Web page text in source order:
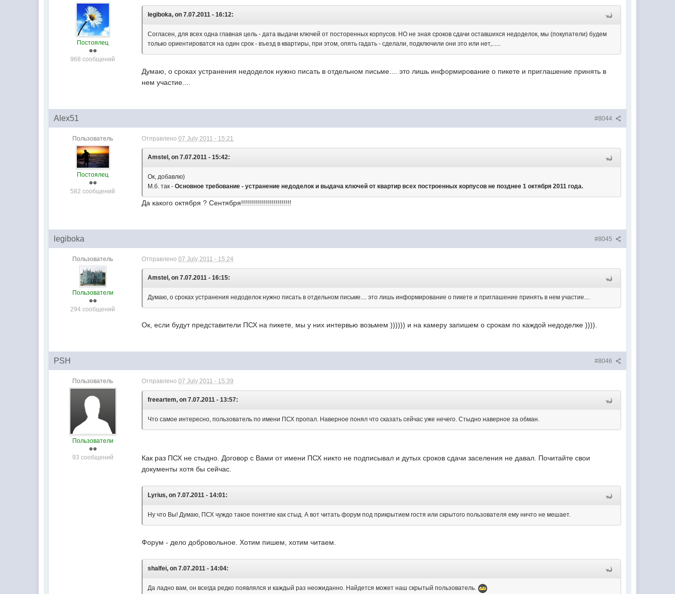
Постоялец
968 сообщений
legiboka, on 7.07.2011 - 16:12:
Согласен, для всех одна главная цель - дата выдачи ключей от посторенных корпусов. НО не зная сроков сдачи оставшихся недоделок, мы (покупатели) будем
только ориентироватся на один срок - въезд в квартиры, при этом, опять гадать - сделали, подключили они это или нет,......
Думаю, о сроках устранения недоделок нужно писать в отдельном письме.... это лишь информирование о пикете и приглашение принять в
нем участие....
#8044
Alex51
Пользователь
Постоялец
582 сообщений
Отправлено07 July 2011 - 15:21
Amstel, on 7.07.2011 - 15:42:
Ок, добавлю)
М.б. так -Основное требование - устранение недоделок и выдача ключей от квартир всех построенных корпусов не позднее 1 октября 2011 года.
Да какого октября ? Сентября!!!!!!!!!!!!!!!!!!!!!!!!!
#8045
legiboka
Пользователь
Пользователи
294 сообщений
Отправлено07 July 2011 - 15:24
Amstel, on 7.07.2011 - 16:15:
Думаю, о сроках устранения недоделок нужно писать в отдельном письме.... это лишь информирование о пикете и приглашение принять в нем участие....
Ок, если будут представители ПСХ на пикете, мы у них интервью возьмем )))))) и на камеру запишем о срокам по каждой недоделке )))).
#8046
PSH
Пользователь
Пользователи
93 сообщений
Отправлено07 July 2011 - 15:39
freeartem, on 7.07.2011 - 13:57:
Что самое интересно, пользователь по имени ПСХ пропал. Наверное понял что сказать сейчас уже нечего. Стыдно наверное за обман.
Как раз ПСХ не стыдно. Договор с Вами от имени ПСХ никто не подписывал и дутых сроков сдачи заселения не давал. Почитайте свои
документы хотя бы сейчас.
Lyrius, on 7.07.2011 - 14:01:
Ну что Вы! Думаю, ПСХ чуждо такое понятие как стыд. А вот читать форум под прикрытием гостя или скрытого пользователя ему ничто не мешает.
Форум - дело добровольное. Хотим пишем, хотим читаем.
shalfei, on 7.07.2011 - 14:04:
Да ладно вам, он всегда редко появлялся и каждый раз неожиданно. Найдется может наш скрытый пользователь.